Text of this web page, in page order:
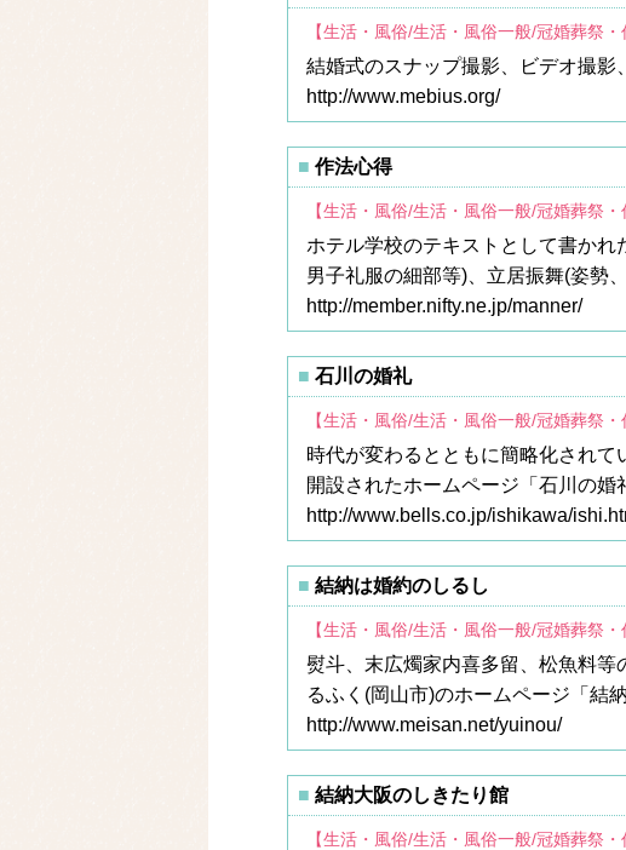
【生活・風俗/生活・風俗一般/冠婚葬祭・
結婚式のスナップ撮影、ビデオ撮
http://www.mebius.org/
作法心得
【生活・風俗/生活・風俗一般/冠婚葬祭・
ホテル学校のテキストとして書かれ
男子礼服の細部等)、立居振舞(姿勢
http://member.nifty.ne.jp/manner/
石川の婚礼
【生活・風俗/生活・風俗一般/冠婚葬祭・
時代が変わるとともに簡略化されて
開設されたホームページ「石川の婚
http://www.bells.co.jp/ishikawa/
結納は婚約のしるし
【生活・風俗/生活・風俗一般/冠婚葬祭・
熨斗、末広燭家内喜多留、松魚料等
るふく(岡山市)のホームページ「結
http://www.meisan.net/yuinou/
結納大阪のしきたり館
【生活・風俗/生活・風俗一般/冠婚葬祭・